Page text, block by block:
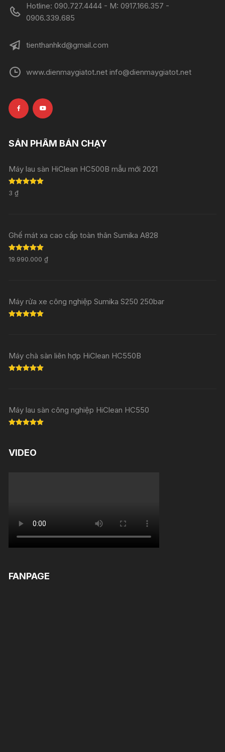
Hotline: 090.727.4444 - M: 0917.166.357 -
0906.339.685
tienthanhkd@gmail.com
www.dienmaygiatot.net info@dienmaygiatot.net
SẢN PHẨM BÁN CHẠY
Máy lau sàn HiClean HC500B mẫu mới 2021
Rated
out of 5
3₫
Ghế mát xa cao cấp toàn thân Sumika A828
Rated5.00
out of 5
19.990.000₫
Máy rửa xe công nghiệp Sumika S250 250bar
Máy chà sàn liên hợp HiClean HC550B
Máy lau sàn công nghiệp HiClean HC550
VIDEO
FANPAGE